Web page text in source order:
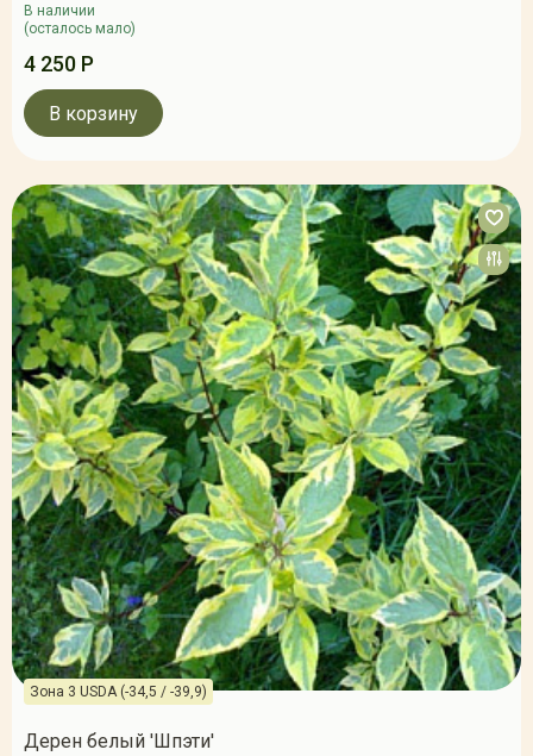
В наличии
(осталось мало)
4 250 Р
В корзину
Зона 3 USDA (-34,5 / -39,9)
Дерен белый 'Шпэти'